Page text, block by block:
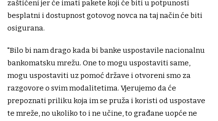
zaštićeni jer će imati pakete koji će biti u potpunosti
besplatni i dostupnost gotovog novca na taj način će biti
osigurana.
"Bilo bi nam drago kada bi banke uspostavile nacionalnu
bankomatsku mrežu. One to mogu uspostaviti same,
mogu uspostaviti uz pomoć države i otvoreni smo za
razgovore o svim modalitetima. Vjerujemo da će
prepoznati priliku koja im se pruža i koristi od uspostave
te mreže, no ukoliko to i ne učine, to građane uopće ne